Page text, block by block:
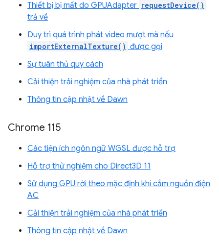
Thiết bị bị mất do GPUAdapter requestDevice()
trả về
Duy trì quá trình phát video mượt mà nếu
importExternalTexture() được gọi
Sự tuân thủ quy cách
Cải thiện trải nghiệm của nhà phát triển
Thông tin cập nhật về Dawn
Chrome 115
Các tiện ích ngôn ngữ WGSL được hỗ trợ
Hỗ trợ thử nghiệm cho Direct3D 11
Sử dụng GPU rời theo mặc định khi cắm nguồn điện
AC
Cải thiện trải nghiệm của nhà phát triển
Thông tin cập nhật về Dawn